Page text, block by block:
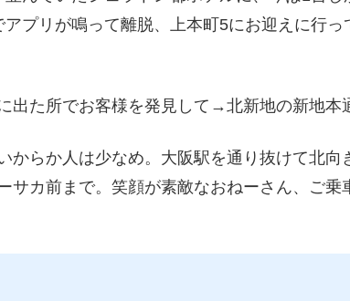
プリが鳴って離脱、上本町5にお迎えに行
出た所でお客様を発見して→北新地の新地本
からか人は少なめ。大阪駅を通り抜けて北向
カ前まで。笑顔が素敵なおねーさん、ご乗